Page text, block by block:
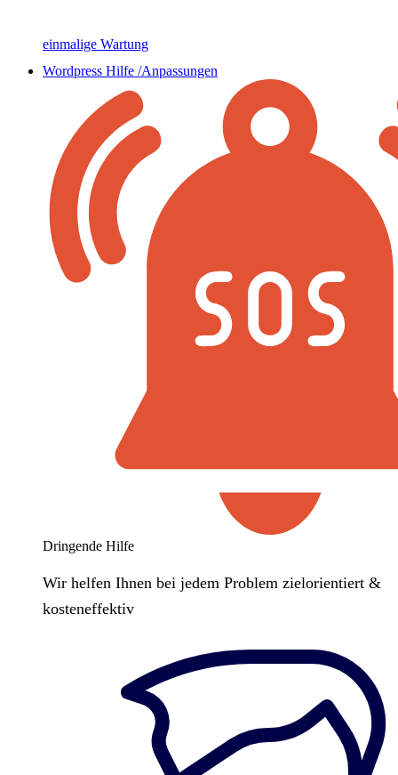
einmalige Wartung
Wordpress Hilfe /Anpassungen
Dringende Hilfe
Wir helfen Ihnen bei jedem Problem zielorientiert &
kosteneffektiv